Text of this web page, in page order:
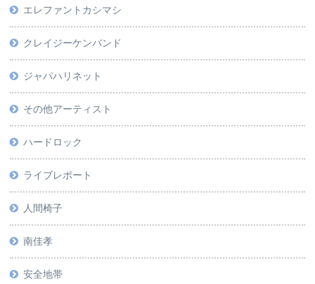
エレファントカシマシ
クレイジーケンバンド
ジャパハリネット
その他アーティスト
ハードロック
ライブレポート
人間椅子
南佳孝
安全地帯